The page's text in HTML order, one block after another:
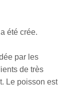
a été crée.
par les
de très
Le poisson est